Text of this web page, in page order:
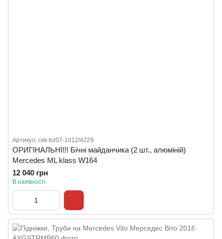
Артикул: cxk-bz07-1012/4229
ОРИГІНАЛЬНІ!!! Бічні майданчика (2 шт., алюміній)
Mercedes ML klass W164
12 040 грн
В наявності